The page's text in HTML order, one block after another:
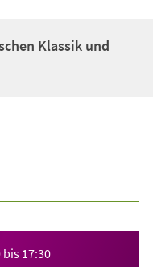
Klassik und
bis 17:30